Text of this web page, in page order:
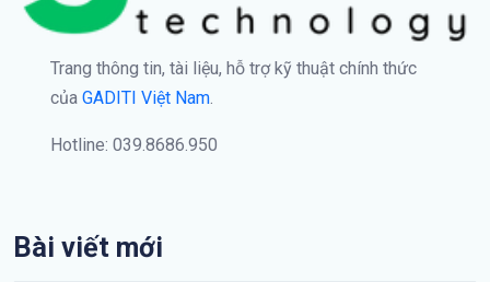
Trang thông tin, tài liệu, hỗ trợ kỹ thuật chính thức
của GADITI Việt Nam.
Hotline: 039.8686.950
Bài viết mới